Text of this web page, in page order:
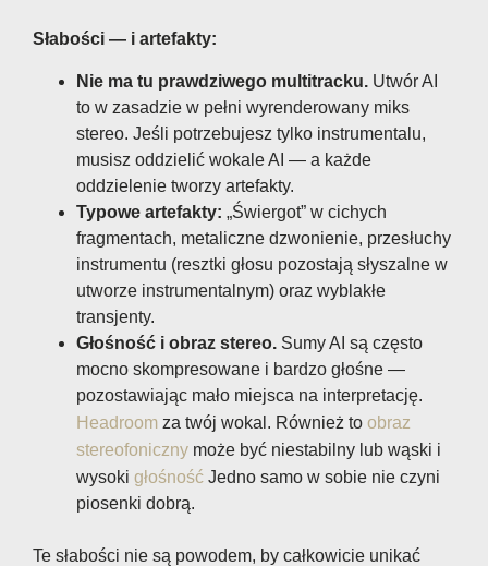
Słabości — i artefakty:
Nie ma tu prawdziwego multitracku. Utwór AI
to w zasadzie w pełni wyrenderowany miks
stereo. Jeśli potrzebujesz tylko instrumentalu,
musisz oddzielić wokale AI — a każde
oddzielenie tworzy artefakty.
Typowe artefakty: „Świergot” w cichych
fragmentach, metaliczne dzwonienie, przesłuchy
instrumentu (resztki głosu pozostają słyszalne w
utworze instrumentalnym) oraz wyblakłe
transjenty.
Głośność i obraz stereo. Sumy AI są często
mocno skompresowane i bardzo głośne —
pozostawiając mało miejsca na interpretację.
Headroom za twój wokal. Również to obraz
stereofoniczny może być niestabilny lub wąski i
wysoki głośność Jedno samo w sobie nie czyni
piosenki dobrą.
Te słabości nie są powodem, by całkowicie unikać